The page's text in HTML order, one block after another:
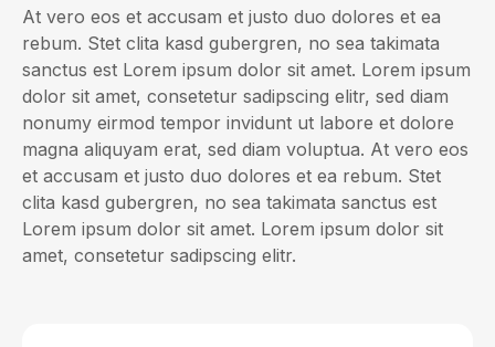
At vero eos et accusam et justo duo dolores et ea
rebum. Stet clita kasd gubergren, no sea takimata
sanctus est Lorem ipsum dolor sit amet. Lorem ipsum
dolor sit amet, consetetur sadipscing elitr, sed diam
nonumy eirmod tempor invidunt ut labore et dolore
magna aliquyam erat, sed diam voluptua. At vero eos
et accusam et justo duo dolores et ea rebum. Stet
clita kasd gubergren, no sea takimata sanctus est
Lorem ipsum dolor sit amet. Lorem ipsum dolor sit
amet, consetetur sadipscing elitr.